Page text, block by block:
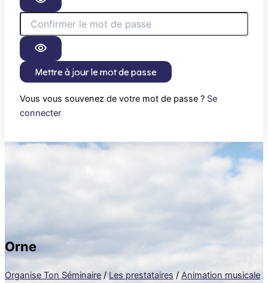
Mettre à jour le mot de passe
Vous vous souvenez de votre mot de passe ? Se
connecter
Orne
Organise Ton Séminaire / Les prestataires / Animation musicale